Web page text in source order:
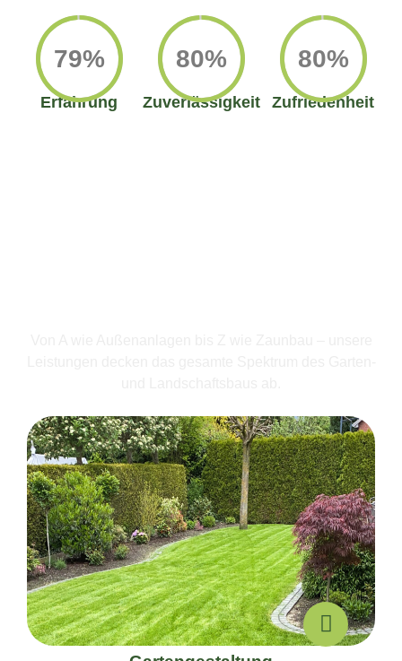
96%
Erfahrung
96%
Zuverlässigkeit
96%
Zufriedenheit